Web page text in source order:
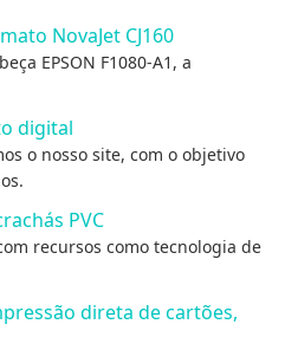
NovaJet CJ160
EPSON F1080-A1, a
digital
o nosso site, com o objetivo
PVC
recursos como tecnologia de
direta de cartões,